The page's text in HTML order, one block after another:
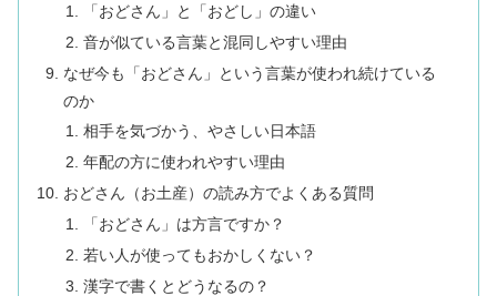
「おどさん」と「おどし」の違い
音が似ている言葉と混同しやすい理由
なぜ今も「おどさん」という言葉が使われ続けている
のか
相手を気づかう、やさしい日本語
年配の方に使われやすい理由
おどさん（お土産）の読み方でよくある質問
「おどさん」は方言ですか？
若い人が使ってもおかしくない？
漢字で書くとどうなるの？